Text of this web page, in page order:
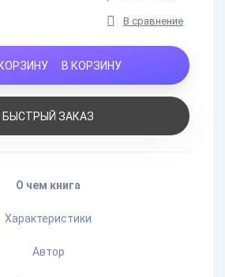
В сравнение
В КОРЗИНУ
БЫСТРЫЙ ЗАКАЗ
О чем книга
Характеристики
Автор